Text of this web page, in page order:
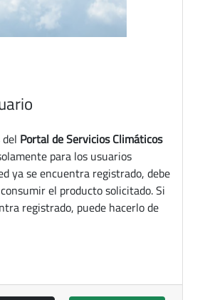
Portal de Servicios Climáticos
para los usuarios
ya se encuentra registrado, debe
el producto solicitado. Si
registrado, puede hacerlo de